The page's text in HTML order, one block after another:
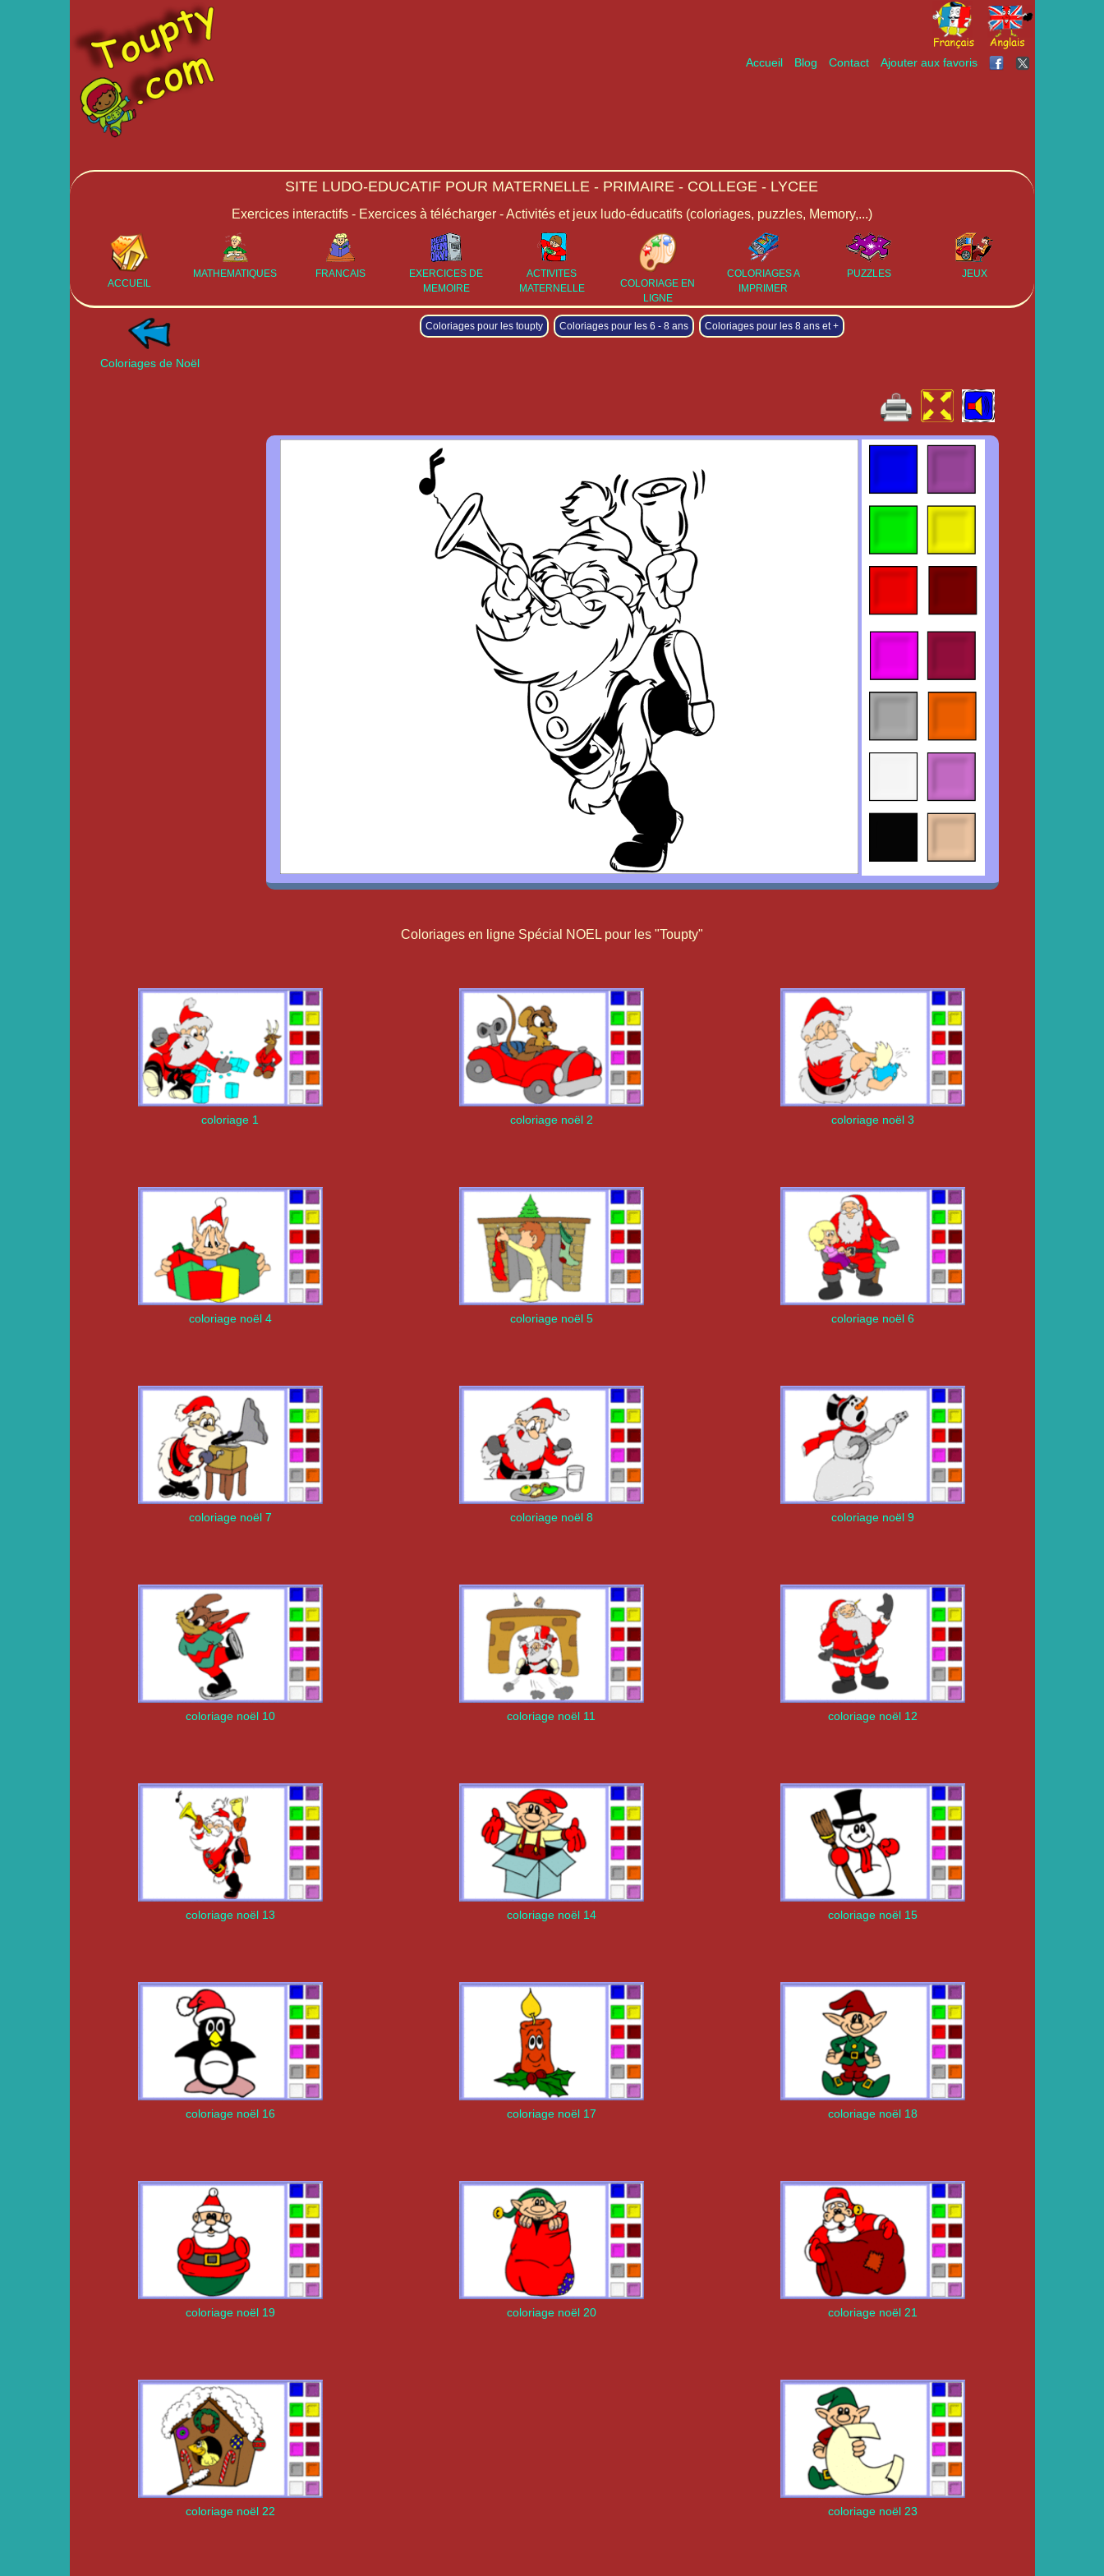
Accueil Blog Contact Ajouter aux favoris
SITE LUDO-EDUCATIF POUR MATERNELLE - PRIMAIRE - COLLEGE - LYCEE
Exercices interactifs - Exercices à télécharger - Activités et jeux ludo-éducatifs (coloriages, puzzles, Memory,...)
ACCUEIL
MATHEMATIQUES FRANCAIS
EXERCICES DE
MEMOIRE
ACTIVITES
MATERNELLE
COLORIAGE EN
LIGNE
COLORIAGES A
IMPRIMER
PUZZLES JEUX
Coloriages de Noël
Coloriages pour les toupty Coloriages pour les 6 - 8 ans Coloriages pour les 8 ans et +
Coloriages en ligne Spécial NOEL pour les "Toupty"
coloriage 1 coloriage noël 2 coloriage noël 3
coloriage noël 4 coloriage noël 5 coloriage noël 6
coloriage noël 7 coloriage noël 8 coloriage noël 9
coloriage noël 10 coloriage noël 11 coloriage noël 12
coloriage noël 13 coloriage noël 14 coloriage noël 15
coloriage noël 16 coloriage noël 17 coloriage noël 18
coloriage noël 19 coloriage noël 20 coloriage noël 21
coloriage noël 22 coloriage noël 23